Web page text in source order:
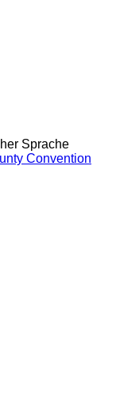
Sprache
Convention